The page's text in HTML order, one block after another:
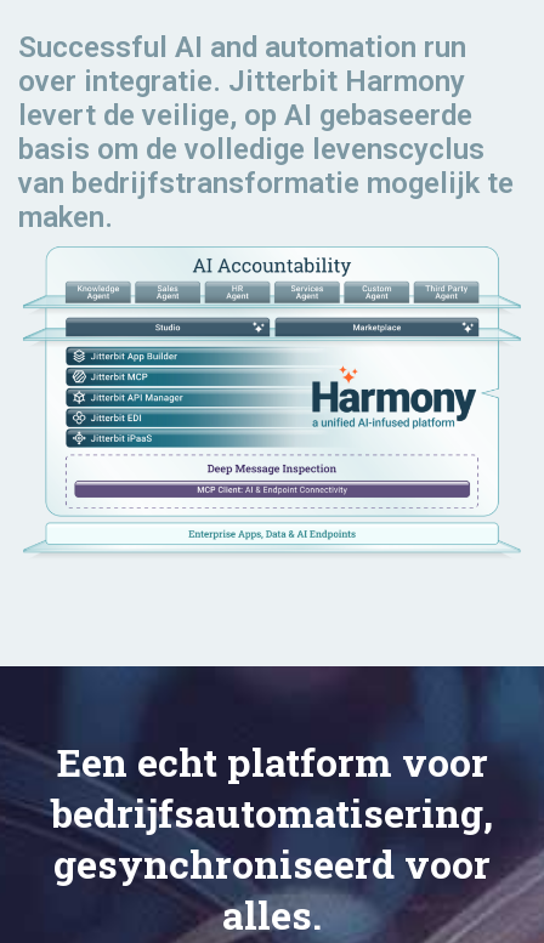
Successful AI and automation run
over integratie. Jitterbit Harmony
levert de veilige, op AI gebaseerde
basis om de volledige levenscyclus
van bedrijfstransformatie mogelijk te
maken.
Een echt platform voor
bedrijfsautomatisering,
gesynchroniseerd voor
alles.